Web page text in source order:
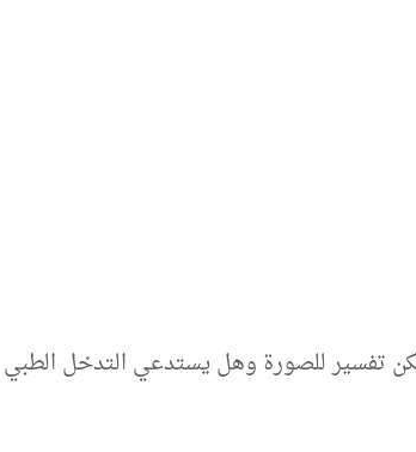
تفسير للصورة وهل يستدعي التدخل